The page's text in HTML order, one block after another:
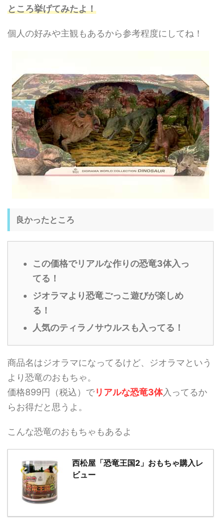
ところ挙げてみたよ！
個人の好みや主観もあるから参考程度にしてね！
良かったところ
この価格でリアルな作りの恐竜3体入っ
てる！
ジオラマより恐竜ごっこ遊びが楽しめ
る！
人気のティラノサウルスも入ってる！
商品名はジオラマになってるけど、ジオラマという
より恐竜のおもちゃ。
価格899円（税込）でリアルな恐竜3体入ってるか
らお得だと思うよ。
こんな恐竜のおもちゃもあるよ
西松屋「恐竜王国2」おもちゃ購入レ
ビュー